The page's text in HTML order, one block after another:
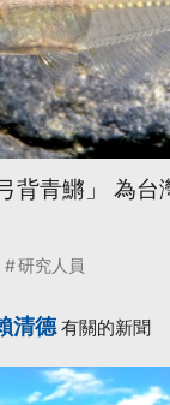
背青鱂」 為台
研究人員
清德有關的新聞